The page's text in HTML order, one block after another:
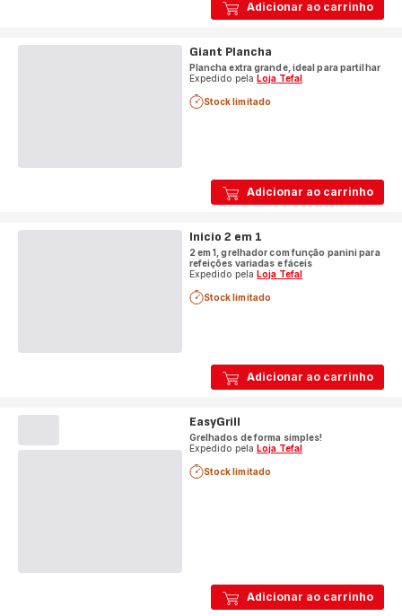
Adicionar ao carrinho
Adicionar ao carrinho
Giant Plancha
Plancha extra grande, ideal para partilhar
Expedido pelaLoja Tefal
Stock limitado
Adicionar ao carrinho
Inicio 2 em 1
2 em 1, grelhador com função panini para
refeições variadas e fáceis
Expedido pelaLoja Tefal
Stock limitado
Adicionar ao carrinho
EasyGrill
Grelhados de forma simples!
Expedido pelaLoja Tefal
Stock limitado